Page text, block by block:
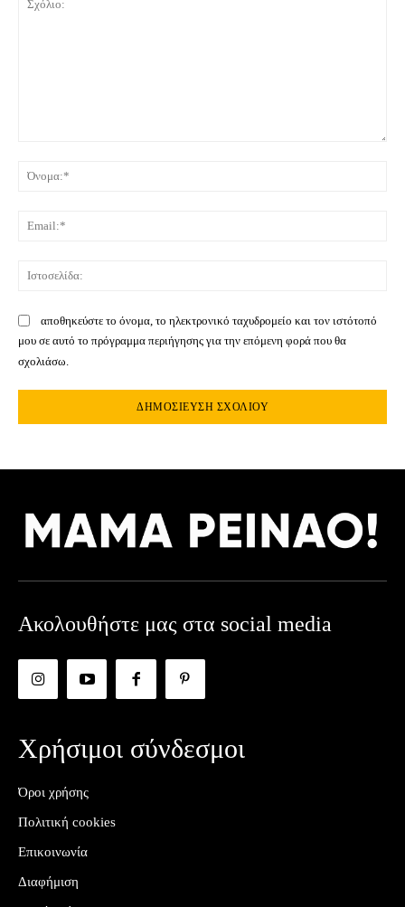
αποθηκεύστε το όνομα, το ηλεκτρονικό ταχυδρομείο και τον ιστότοπό
μου σε αυτό το πρόγραμμα περιήγησης για την επόμενη φορά που θα
σχολιάσω.
Ακολουθήστε μας στα social media
Χρήσιμοι σύνδεσμοι
Όροι χρήσης
Πολιτική cookies
Επικοινωνία
Διαφήμιση